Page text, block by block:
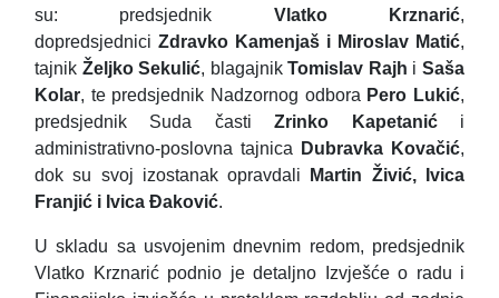
su: predsjednik Vlatko Krznarić,
dopredsjednici Zdravko Kamenjaš i Miroslav Matić,
tajnik Željko Sekulić, blagajnikTomislav Rajh iSaša
Kolar, te predsjednik Nadzornog odbora Pero Lukić,
predsjednik Suda častiZrinko Kapetanići
administrativno-poslovna tajnica
Dubravka Kovačić,
dok su svoj izostanak opravdali
Martin Živić, Ivica
Franjić i Ivica Đaković.
U skladu sa usvojenim dnevnim redom, predsjednik
Vlatko Krznarić podnio je detaljno Izvješće o radu i